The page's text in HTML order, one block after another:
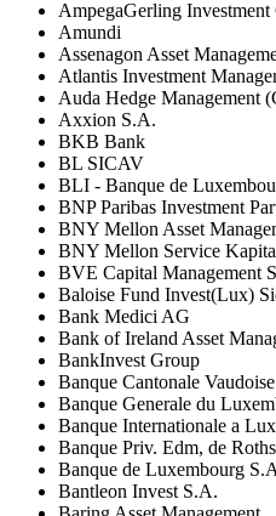
AmpegaGerling Investment
Amundi
Assenagon Asset
Atlantis Investment
Auda Hedge Management
Axxion S.A.
BKB Bank
BL SICAV
BLI - Banque de
BNP Paribas Investment
BNY Mellon Asset
BNY Mellon Service
BVE Capital Management
Baloise Fund Invest(Lux)
Bank Medici AG
Bank of Ireland Asset
BankInvest Group
Banque Cantonale Vaudoise
Banque Generale du
Banque Internationale a
Banque Priv. Edm, de
Banque de Luxembourg
Bantleon Invest S.A.